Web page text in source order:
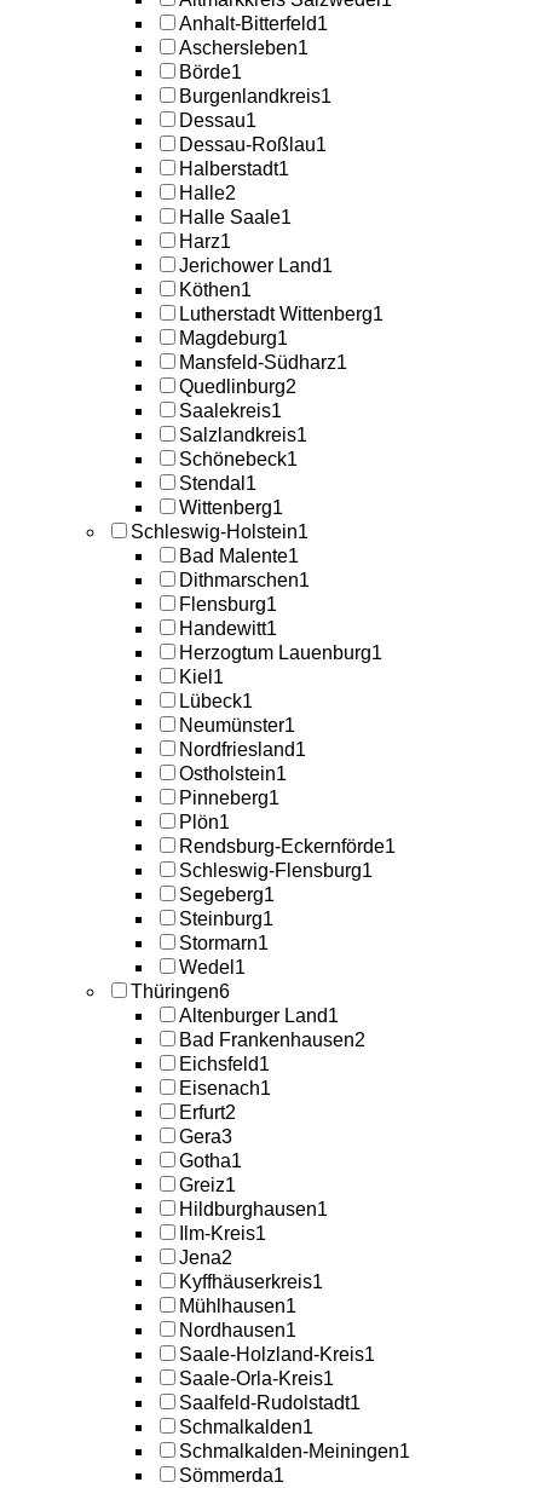
Anhalt-Bitterfeld1
Aschersleben1
Börde1
Burgenlandkreis1
Dessau1
Dessau-Roßlau1
Halberstadt1
Halle2
Halle Saale1
Harz1
Jerichower Land1
Köthen1
Lutherstadt Wittenberg1
Magdeburg1
Mansfeld-Südharz1
Quedlinburg2
Saalekreis1
Salzlandkreis1
Schönebeck1
Stendal 1
Wittenberg1
Schleswig-Holstein1
Bad Malente1
Dithmarschen1
Flensburg1
Handewitt1
Herzogtum Lauenburg1
Kiel 1
Lübeck1
Neumünster1
Nordfriesland1
Ostholstein1
Pinneberg1
Plön1
Rendsburg-Eckernförde1
Schleswig-Flensburg1
Segeberg1
Steinburg1
Stormarn1
Wedel 1
Thüringen6
Altenburger Land1
Bad Frankenhausen2
Eichsfeld1
Eisenach1
Erfurt2
Gera3
Gotha1
Greiz1
Hildburghausen1
Ilm-Kreis1
Jena2
Kyffhäuserkreis1
Mühlhausen1
Nordhausen1
Saale-Holzland-Kreis1
Saale-Orla-Kreis1
Saalfeld-Rudolstadt1
Schmalkalden1
Schmalkalden-Meiningen1
Sömmerda1